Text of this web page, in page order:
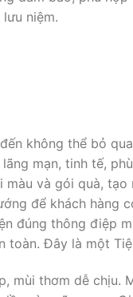
niệm.
không thể bỏ
mạn, tinh tế,
và gói quà,
để khách hàng
đúng thông điệp
toàn. Đây là một
mùi thơm dễ chịu.